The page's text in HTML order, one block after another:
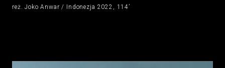
reż. Joko Anwar / Indonezja 2022, 114’